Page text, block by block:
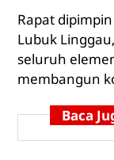
Rapat
Lubuk
seluruh
membangun
Baca